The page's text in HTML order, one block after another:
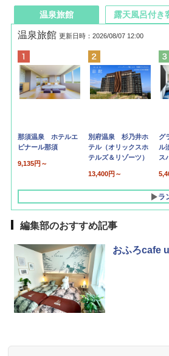
温泉旅館
温泉旅館 更新日時：2026/08/07 12:00
那須温泉 ホテルエ
ピナール那須
9,135円～
別府温泉 杉乃井ホ
テル（オリックスホ
テルズ＆リゾーツ）
13,400円～
グ
ル
ス
ラ
露天風呂付き
編集部のおすすめ記事
おふろcafe